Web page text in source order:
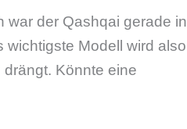
war der Qashqai gerade in
wichtigste Modell wird also
Könnte eine